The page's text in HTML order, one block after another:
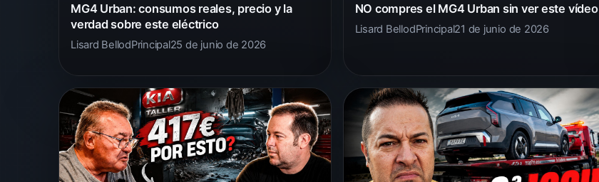
MG4 Urban: consumos reales, precio y la
verdad sobre este eléctrico
Lisard BellodPrincipal25 de junio de 2026
NO compres el MG4 Urban sin ver este vídeo
Lisard BellodPrincipal21 de junio de 2026